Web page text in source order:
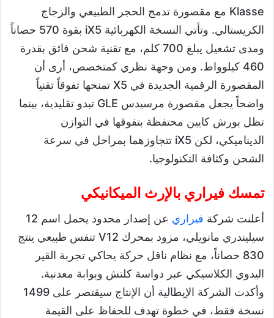
Klasse مع مقصورة تدمج الحجر الطبيعي والزجاج
الكريستالي. وتأتي النسخة الكهربائية iX5 بقوة 570 حصاناً
ومدى تشغيل يبلغ 700 كلم، مع تقنية شحن فائق بقدرة
460 كيلوواط. ومن وجهة نظري كمتخصص، أرى أن
المقصورة الرقمية الجديدة في X5 تمنحها تفوقاً تقنياً
واضحاً يجعل مقصورة مرسيدس GLE تبدو تقليدية، بينما
تظل بورش كايين محتفظة بتفوقها في التوازن
الديناميكي، لكن iX5 تتجاوزهما بمراحل في سرعة
الشحن وكثافة التكنولوجيا.
تمسك فيراري بالإرث الميكانيكي
أعلنت شركة فيراري
عن إصدار محدود يحمل اسم 12
سيليندري مانويلي، مزود بمحرك V12 تنفس طبيعي ينتج
830 حصاناً، مع نظام ناقل حركة يحاكي تجربة القير
اليدوي الكلاسيكي عبر دواسة كلتش وبوابة معدنية.
وأكدت الشركة الإيطالية أن الإنتاج سيقتصر على 1499
نسخة فقط، في خطوة تهدف للحفاظ على القيمة